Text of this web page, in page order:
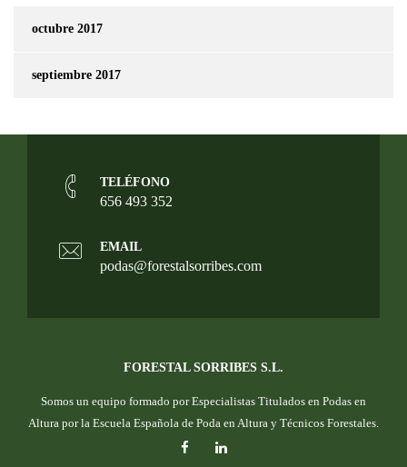
octubre 2017
septiembre 2017
TELÉFONO
656 493 352
EMAIL
podas@forestalsorribes.com
FORESTAL SORRIBES S.L.
Somos un equipo formado por Especialistas Titulados en Podas en
Altura por la Escuela Española de Poda en Altura y Técnicos Forestales.